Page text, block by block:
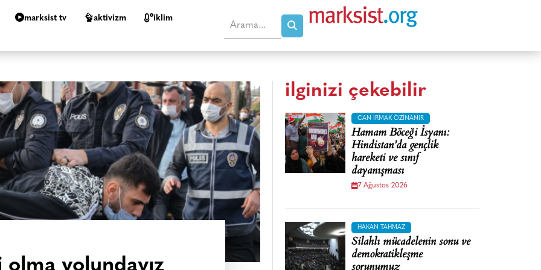
marksist tv aktivizm i̇klim
ilginizi çekebilir
CAN IRMAK ÖZINANIR
Hamam Böceği İsyanı:
Hindistan’da gençlik
hareketi ve sınıf
dayanışması
7 Ağustos 2026
HAKAN TAHMAZ
Silahlı mücadelenin sonu ve
demokratikleşme